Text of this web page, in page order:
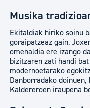
Musika
Ekitaldiak hiriko soinu
goraipatzeaz gain,
omenaldia ere izango
bizitzaren zati handi
modernoetarako
Danborradako
Kaldereroen iraupena